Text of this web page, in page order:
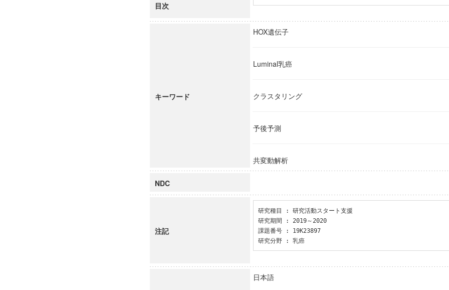
目次
キーワード
HOX遺伝子
Luminal乳癌
クラスタリング
予後予測
共変動解析
NDC
注記
研究種目 : 研究活動スタート支援
研究期間 : 2019～2020
課題番号 : 19K23897
研究分野 : 乳癌
日本語